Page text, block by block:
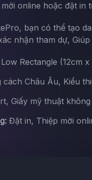
online hoặc đặt
bạn có thể tạo
nhận tham dự,
Low Rectangle (12cm x
cách Châu Âu, Kiểu
Giấy mỹ thuật
Đặt in, Thiệp mời